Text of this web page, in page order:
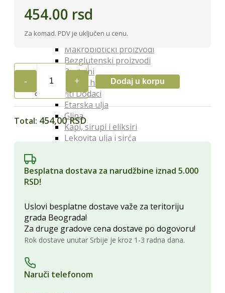
Organski orašasti plodovi
Proizvodi za dijabetičare
Makrobiotički proizvodi
Bezglutenski proizvodi
Proteini
Posna hrana
Lekoviti Dodaci
Etarska ulja
Glina
Kapi, sirupi i eliksiri
Lekovita ulja i sirća
Superhrana
Vina
Čajevi
Biljna mleka
Kafa i zamena za kafu
Bombone
454.00 rsd
Za komad. PDV je uključen u cenu.
AMORETI
KOKOS
PUSLICA
3/1
Dodaj u korpu
Total: 454,00 RSD
Besplatna dostava za narudžbine iznad 5.000
RSD!
Uslovi besplatne dostave važe za teritoriju
grada Beograda!
Za druge gradove cena dostave po dogovoru!
Rok dostave unutar Srbije je kroz 1-3 radna dana.
Naruči telefonom